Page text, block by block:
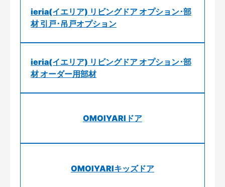
ieria(イエリア) リビングドア オプション･部
材 引戸･吊戸オプション
ieria(イエリア) リビングドア オプション･部
材 オーダー用部材
OMOIYARIドア
OMOIYARIキッズドア